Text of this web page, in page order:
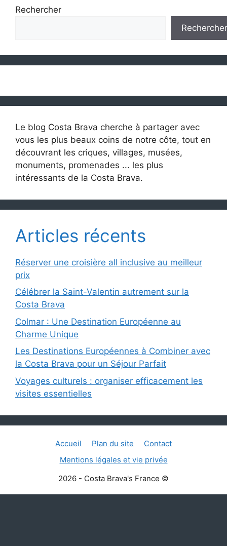
Rechercher
Rechercher
Le blog Costa Brava cherche à partager avec
vous les plus beaux coins de notre côte, tout en
découvrant les criques, villages, musées,
monuments, promenades ... les plus
intéressants de la Costa Brava.
Articles récents
Réserver une croisière all inclusive au meilleur
prix
Célébrer la Saint-Valentin autrement sur la
Costa Brava
Colmar : Une Destination Européenne au
Charme Unique
Les Destinations Européennes à Combiner avec
la Costa Brava pour un Séjour Parfait
Voyages culturels : organiser efficacement les
visites essentielles
Accueil Plan du site
Contact
Mentions légales et vie privée
2026 - Costa Brava's France ©